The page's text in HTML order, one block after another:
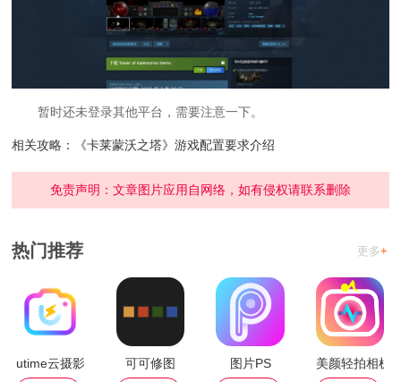
暂时还未登录其他平台，需要注意一下。
相关攻略：《卡莱蒙沃之塔》游戏配置要求介绍
免责声明：文章图片应用自网络，如有侵权请联系删除
热门推荐 更多+
utime云摄影 可可修图 图片PS 美颜轻拍相机